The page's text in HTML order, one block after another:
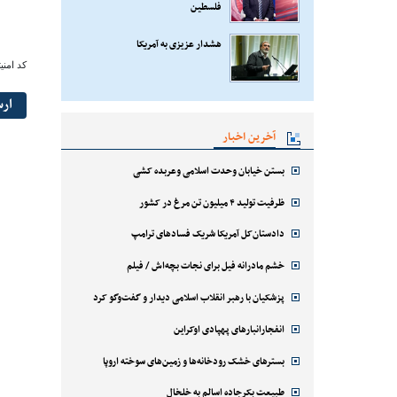
فلسطین
هشدار عزیزی به آمریکا
آخرین اخبار
بستن خیابان وحدت اسلامی وعربده کشی
ظرفیت تولید ۴ میلیون تن مرغ در کشور
دادستان‌کل آمریکا شریک فسادهای ترامپ
خشم مادرانه فیل برای نجات بچه‌اش / فیلم
پزشکیان با رهبر انقلاب اسلامی دیدار و گفت‌وگو کرد
انفجارانبارهای پهپادی اوکراین
بسترهای خشک رودخانه‌ها و زمین‌های سوخته اروپا
طبیعت بکرجاده اسالم به خلخال
کد